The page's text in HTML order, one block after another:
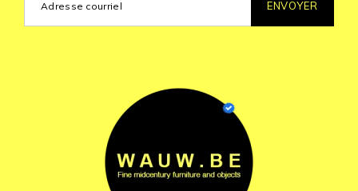
ENVOYER